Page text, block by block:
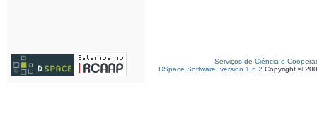
Serviços de Ciência e
DSpace Software, version 1.6.2 Copyright ©